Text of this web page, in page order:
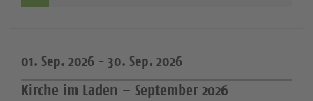
01. Sep. 2026 - 30. Sep. 2026
Kirche im Laden – September 2026